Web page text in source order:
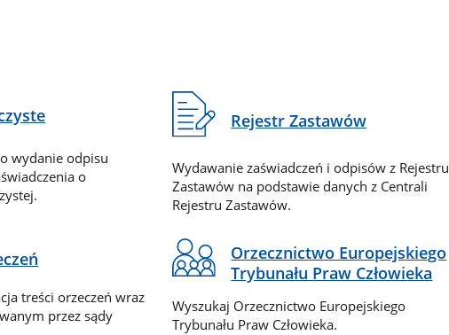
wydanie odpisu
o
Rejestr Zastawów
Wydawanie zaświadczeń i odpisów z Rejestru
Zastawów na podstawie danych z Centrali
Rejestru Zastawów.
treści orzeczeń wraz
przez sądy
Orzecznictwo Europejskiego
Trybunału Praw Człowieka
Wyszukaj Orzecznictwo Europejskiego
Trybunału Praw Człowieka.